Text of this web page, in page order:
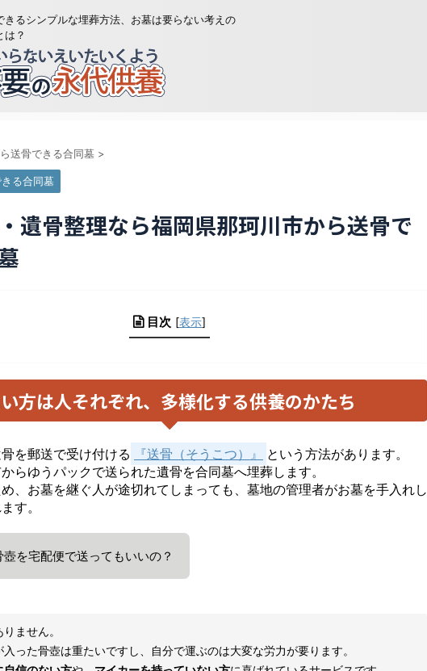
きるシンプルな埋葬方法、お墓は要らない考えの
は？
送骨できる合同墓 >
る合同墓
遺骨整理なら福岡県那珂川市から送骨で
目次 [表示]
方は人それぞれ、多様化する供養のかたち
を郵送で受け付ける 『送骨（そうこつ）』
という方法があります。
らゆうパックで送られた遺骨を合同墓へ埋葬します。
、お墓を継ぐ人が途切れてしまっても、墓地の管理者がお墓を手入れし
す。
壺を宅配便で送ってもいいの？
ません。
入った骨壺は重たいですし、自分で運ぶのは大変な労力が要ります。